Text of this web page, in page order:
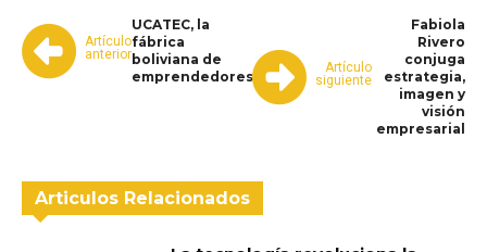
Artículo
anterior
UCATEC, la
fábrica
boliviana de
emprendedores
Artículo
siguiente
Fabiola
Rivero
conjuga
estrategia,
imagen y
visión
empresarial
Articulos Relacionados